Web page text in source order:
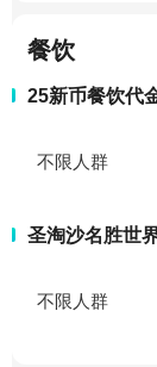
餐饮
25新币餐饮代
不限人群
圣淘沙名胜世
不限人群